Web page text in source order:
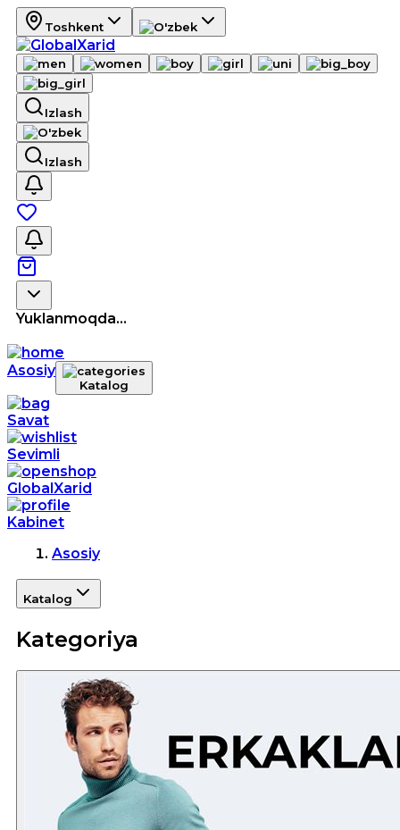
Toshkent
Izlash
Izlash
Yuklanmoqda...
Asosiy
Katalog
Savat
Sevimli
GlobalXarid
Kabinet
Asosiy
Katalog
Kategoriya